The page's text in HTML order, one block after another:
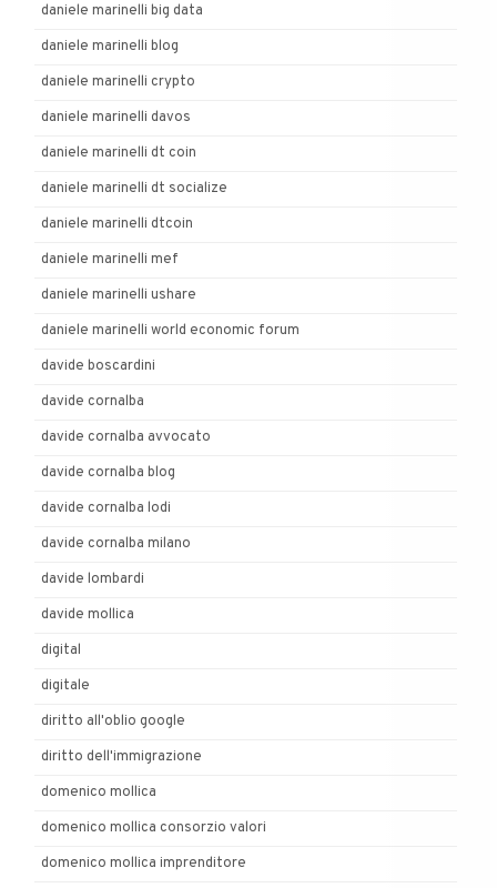
daniele marinelli big data
daniele marinelli blog
daniele marinelli crypto
daniele marinelli davos
daniele marinelli dt coin
daniele marinelli dt socialize
daniele marinelli dtcoin
daniele marinelli mef
daniele marinelli ushare
daniele marinelli world economic forum
davide boscardini
davide cornalba
davide cornalba avvocato
davide cornalba blog
davide cornalba lodi
davide cornalba milano
davide lombardi
davide mollica
digital
digitale
diritto all'oblio google
diritto dell'immigrazione
domenico mollica
domenico mollica consorzio valori
domenico mollica imprenditore